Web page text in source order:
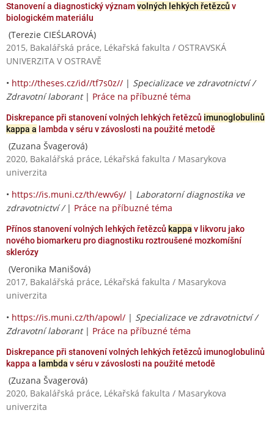
Stanovení a diagnostický významvolných lehkých řetězců v
biologickém materiálu
(Terezie CIEŚLAROVÁ)
2015, Bakalářská práce, Lékařská fakulta / OSTRAVSKÁ
UNIVERZITA V OSTRAVĚ
• http://theses.cz/id//tf7s0z// | Specializace ve zdravotnictví /
Zdravotní laborant| Práce na příbuzné téma
Diskrepance při stanovení volných lehkých řetězců imunoglobulinů
kappa a lambda v séru v závoslosti na použité metodě
(Zuzana Švagerová)
2020, Bakalářská práce, Lékařská fakulta / Masarykova
univerzita
• https://is.muni.cz/th/ewv6y/ | Laboratorní diagnostika ve
zdravotnictví / | Práce na příbuzné téma
Přínos stanovení volných lehkých řetězců kappa v likvoru jako
nového biomarkeru pro diagnostiku roztroušené mozkomíšní
sklerózy
(Veronika Manišová)
2017, Bakalářská práce, Lékařská fakulta / Masarykova
univerzita
• https://is.muni.cz/th/apowl/ | Specializace ve zdravotnictví /
Zdravotní laborant| Práce na příbuzné téma
Diskrepance při stanovení volných lehkých řetězců imunoglobulinů
kappa a lambda v séru v závoslosti na použité metodě
(Zuzana Švagerová)
2020, Bakalářská práce, Lékařská fakulta / Masarykova
univerzita